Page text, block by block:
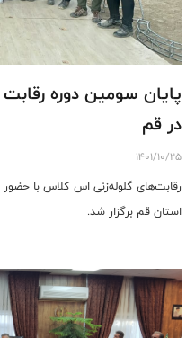
پایان سومین دوره
در قم
1401/10/25
استان قم برگزار شد.